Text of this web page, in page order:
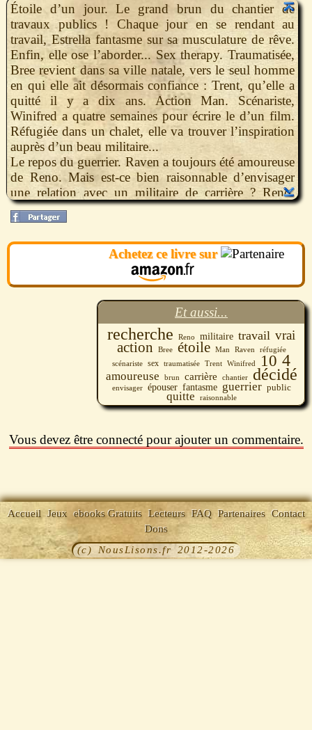
Étoile d’un jour. Le grand brun du chantier de
travaux publics ! Chaque jour en se rendant au
travail, Estrella fantasme sur sa musculature de rêve.
Enfin, elle ose l’aborder... Sex therapy. Traumatisée,
Bree revient dans sa ville natale, vers le seul homme
en qui elle ait désormais confiance : Trent, qu’elle a
quitté il y a dix ans. Action Man. Scénariste,
Winifred a quatre semaines pour écrire le d’un film.
Réfugiée dans un chalet, elle va trouver l’inspiration
auprès d’un beau militaire...
Le repos du guerrier. Raven a toujours été amoureuse
de Reno. Mais est-ce bien raisonnable d’envisager
une relation avec un militaire de carrière ? Reno,
quant à lui, est bien décidé à l’épouser !
Achetez ce livre sur
Et aussi...
recherche Reno militaire travail vrai
action Bree étoile Man Raven réfugiée
scénariste sex traumatisée Trent Winifred 10 4
amoureuse brun carrière chantier décidé
envisager épouser fantasme guerrier public
quitte raisonnable
Vous devez être connecté pour ajouter un commentaire.
Accueil Jeux ebooks Gratuits Lecteurs FAQ Partenaires Contact
Dons
(c) NousLisons.fr 2012-2026